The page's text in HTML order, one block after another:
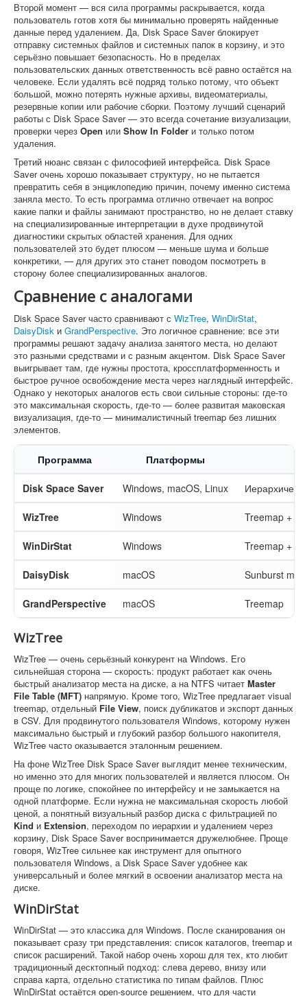
Второй момент — вся сила программы раскрывается, когда
пользователь готов хотя бы минимально проверять найденные
данные перед удалением. Да, Disk Space Saver блокирует
отправку системных файлов и системных папок в корзину, и это
серьёзно повышает безопасность. Но в пределах
пользовательских данных ответственность всё равно остаётся на
человеке. Если удалять всё подряд только потому, что объект
большой, можно потерять нужные архивы, видеоматериалы,
резервные копии или рабочие сборки. Поэтому лучший сценарий
работы с Disk Space Saver — это всегда сочетание визуализации,
проверки через Open или Show In Folder и только потом
удаления.
Третий нюанс связан с философией интерфейса. Disk Space
Saver очень хорошо показывает структуру, но не пытается
превратить себя в энциклопедию причин, почему именно система
заняла место. То есть программа отлично отвечает на вопрос
какие папки и файлы занимают пространство, но не делает ставку
на специализированные интерпретации в духе продвинутой
диагностики скрытых областей хранения. Для одних
пользователей это будет плюсом — меньше шума и больше
конкретики, — для других это станет поводом посмотреть в
сторону более специализированных аналогов.
Сравнение с аналогами
Disk Space Saver часто сравнивают с WizTree, WinDirStat,
DaisyDisk и GrandPerspective. Это логичное сравнение: все эти
программы решают задачу анализа занятого места, но делают
это разными средствами и с разным акцентом. Disk Space Saver
выигрывает там, где нужны простота, кроссплатформенность и
быстрое ручное освобождение места через наглядный интерфейс.
Однако у некоторых аналогов есть свои сильные стороны: где-то
это максимальная скорость, где-то — более развитая маковская
визуализация, где-то — минималистичный treemap без лишних
элементов.
Программа Платформы
Disk Space Saver Windows, macOS, Linux
WizTree Windows Treemap +
WinDirStat Windows Treemap +
DaisyDisk macOS Sunburst
GrandPerspective macOS Treemap
WizTree
WizTree — очень серьёзный конкурент на Windows. Его
сильнейшая сторона — скорость: продукт работает как очень
быстрый анализатор места на диске, а на NTFS читает Master
File Table (MFT) напрямую. Кроме того, WizTree предлагает visual
treemap, отдельный File View, поиск дубликатов и экспорт данных
в CSV. Для продвинутого пользователя Windows, которому нужен
максимально быстрый и глубокий разбор большого накопителя,
WizTree часто оказывается эталонным решением.
На фоне WizTree Disk Space Saver выглядит менее техническим,
но именно это для многих пользователей и является плюсом. Он
проще по логике, спокойнее по интерфейсу и не замыкается на
одной платформе. Если нужна не максимальная скорость любой
ценой, а понятный визуальный разбор диска с фильтрацией по
Kind и Extension, переходом по иерархии и удалением через
корзину, Disk Space Saver воспринимается дружелюбнее. Проще
говоря, WizTree сильнее как инструмент для опытного
пользователя Windows, а Disk Space Saver удобнее как
универсальный и более мягкий в освоении анализатор места на
диске.
WinDirStat
WinDirStat — это классика для Windows. После сканирования он
показывает сразу три представления: список каталогов, treemap и
список расширений. Такой набор очень хорош для тех, кто любит
традиционный десктопный подход: слева дерево, внизу или
справа карта, отдельно статистика по типам файлов. Плюс
WinDirStat остаётся open-source решением, что для части